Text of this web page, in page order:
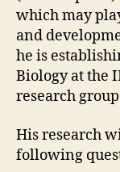
which may
and
he is
Biology at the
research
His research
following